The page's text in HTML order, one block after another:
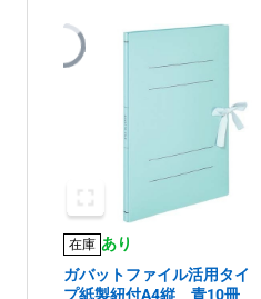
在庫 あり
ガバットファイル活用タイ
プ紙製紐付A4縦 青10冊